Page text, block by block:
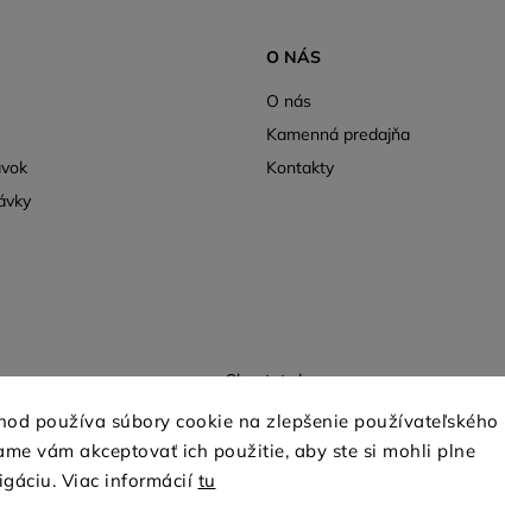
používa súbory cookie na zlepšenie používateľského
vám akceptovať ich použitie, aby ste si mohli plne
Viac informácií tu
O NÁS
O nás
Kamenná predajňa
Kontakty
Shoptet.sk
Copyright 2026mio-treya.sk
Upraviť nastavenie cookies